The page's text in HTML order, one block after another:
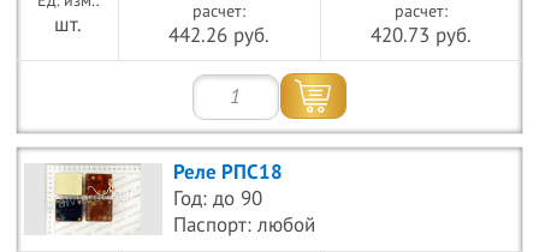
шт.
расчет:
442.26 руб.
расчет:
420.73 руб.
Реле РПС18
Год: до 90
Паспорт: любой